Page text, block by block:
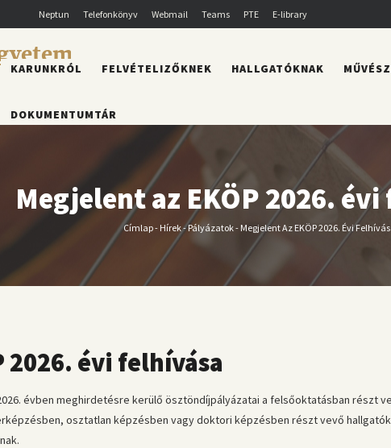
Neptun Telefonkönyv Webmail Teams PTE E-library
FŐMENÜ
KARUNKRÓL FELVÉTELIZŐKNEK HALLGATÓKNAK
DOKUMENTUMTÁR
Megjelent az EKÖP 2026.
Morzsa
Címlap- Hírek-Pályázatok- Megjelent Az EKÖP 2026. Évi
2026. évi felhívása
évben meghirdetésre kerülő ösztöndíjpályázatai a felsőoktatásban részt
osztatlan képzésben vagy doktori képzésben részt vevő